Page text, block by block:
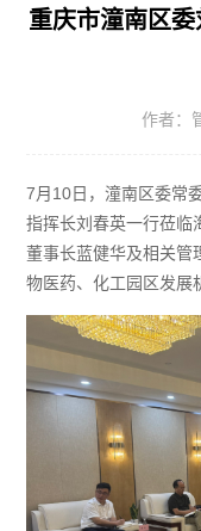
重庆市潼南区
作者：
7月10日，潼南区委常
指挥长刘春英一行莅临
董事长蓝健华及相关管
物医药、化工园区发展